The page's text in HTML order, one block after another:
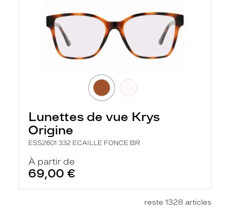
Lunettes de vue Krys
Origine
ESS2601 332 ECAILLE FONCE BR
À partir de
69,00 €
reste 1328 articles